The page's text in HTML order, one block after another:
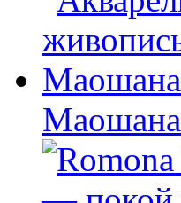
Маошана